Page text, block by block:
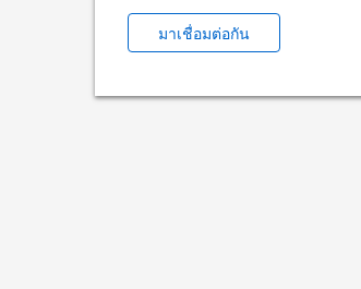
มาเชื่อมต่อกัน